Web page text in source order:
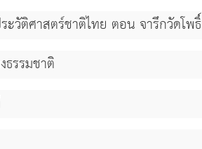
ะวัติศาสตร์ชาติไทย ตอน จารึกวัดโพธิ์
รรมชาติ